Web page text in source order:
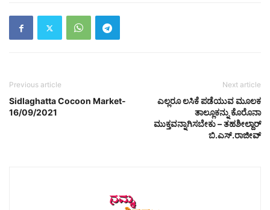
Previous article
Sidlaghatta Cocoon Market-
16/09/2021
Next article
ಎಲ್ಲರೂ ಲಸಿಕೆ ಪಡೆಯುವ ಮೂಲಕ
ತಾಲ್ಲೂಕನ್ನು ಕೊರೊನಾ
ಮುಕ್ತವನ್ನಾಗಿಸಬೇಕು – ತಹಶೀಲ್ದಾರ್
ಬಿ.ಎಸ್.ರಾಜೀವ್